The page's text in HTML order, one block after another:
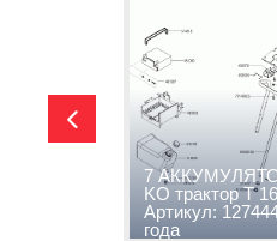
7
KO трактор T
Артикул:
года